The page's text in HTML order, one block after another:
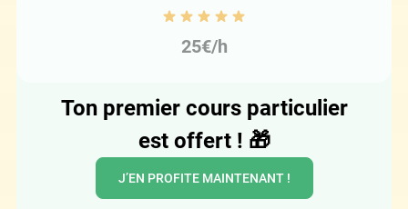
25€/h
Ton premier cours particulier
est offert ! 🎁
J’EN PROFITE MAINTENANT !